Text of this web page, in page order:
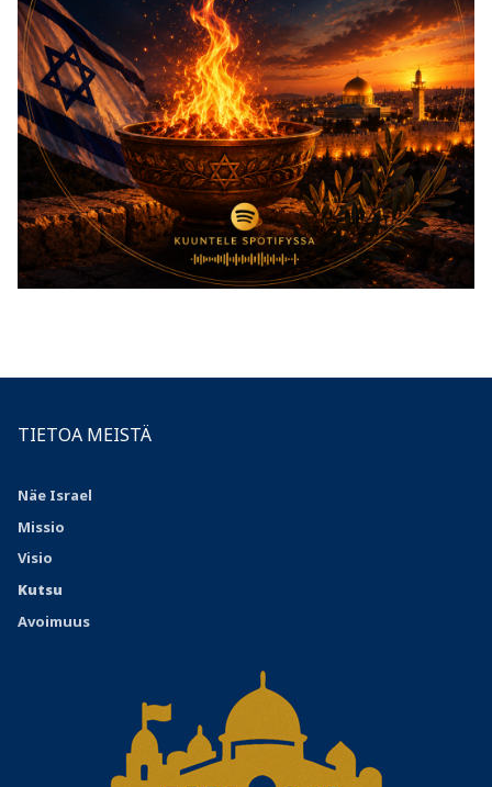
TIETOA MEISTÄ
Näe Israel
Missio
Visio
Kutsu
Avoimuus